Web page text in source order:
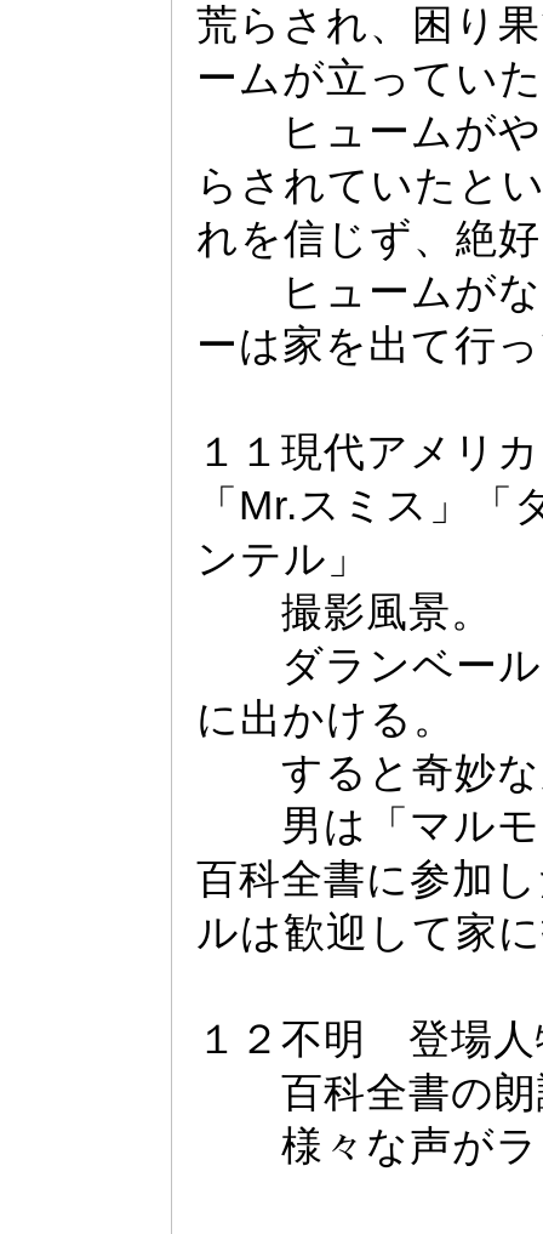
荒らされ、困り
ームが立 っ てい
ヒ ュ ームがや
らされていたと
れを信じず、絶
ヒ ュ ームが
ーは家を出て行っ
１１現代アメリ
「Mr.スミス」「
ンテル」
撮影風景。
ダランベー
に出かける。
すると奇妙な
男は「マルモ
百科全書に参加
ルは歓迎して家
１２不明 登場
百科全書の朗
様々な声がラ